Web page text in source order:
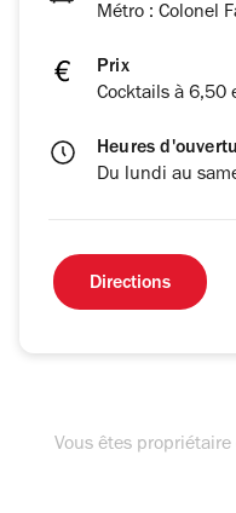
Métro : Colonel
Prix
Cocktails à 6,50
Heures
Du lundi au
Directions
Vous êtes